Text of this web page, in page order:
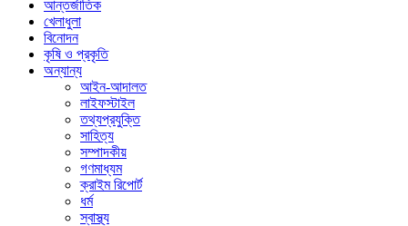
আন্তর্জাতিক
খেলাধুলা
বিনোদন
কৃষি ও প্রকৃতি
অন্যান্য
আইন-আদালত
লাইফস্টাইল
তথ্যপ্রযুক্তি
সাহিত্য
সম্পাদকীয়
গণমাধ্যম
ক্রাইম রিপোর্ট
ধর্ম
স্বাস্থ্য